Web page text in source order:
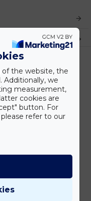
a legjobb gyártói árakat.
the website, the
Additionally, we
measurement,
cookies are
button. For
refer to our